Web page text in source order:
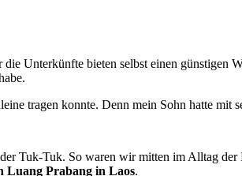
Unterkünfte bieten selbst einen günstigen
tragen konnte. Denn mein Sohn hatte mit
Tuk-Tuk. So waren wir mitten im Alltag
Luang Prabang in Laos.